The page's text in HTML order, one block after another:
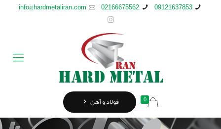
09121637853
02166675562
info@hardmetaliran.com
0 فولاد و آهن